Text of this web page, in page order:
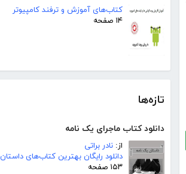
کتاب‌های آموزش و ترفند کامپیوتر
۱۴ صفحه
تازه‌ها
دانلود کتاب ماجرای یک نامه
از: نادر براتی
دانلود رایگان بهترین کتاب‌های داستان
۱۵۳ صفحه